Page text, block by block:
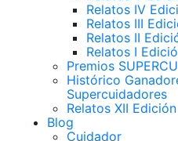
Relatos IV
Relatos III
Relatos II
Relatos I
Premios
Histórico
Supercuidadores
Relatos XII
Blog
Cuidador